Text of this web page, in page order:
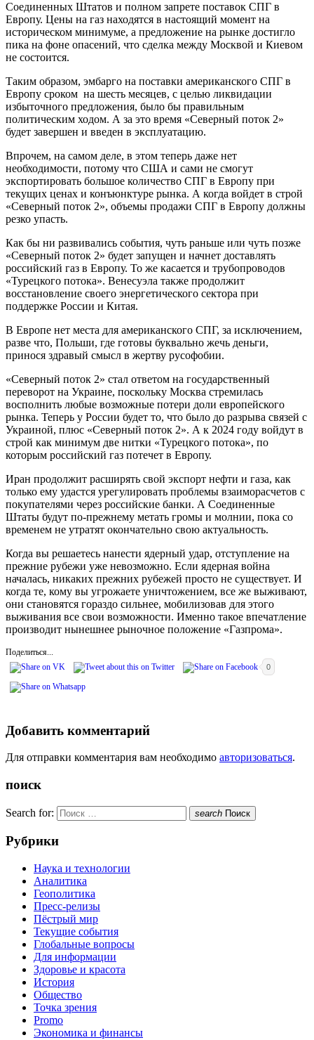
Соединенных Штатов и полном запрете поставок СПГ в
Европу. Цены на газ находятся в настоящий момент на
историческом минимуме, а предложение на рынке достигло
пика на фоне опасений, что сделка между Москвой и Киевом
не состоится.
Таким образом, эмбарго на поставки американского СПГ в
Европу сроком на шесть месяцев, с целью ликвидации
избыточного предложения, было бы правильным
политическим ходом. А за это время «Северный поток 2»
будет завершен и введен в эксплуатацию.
Впрочем, на самом деле, в этом теперь даже нет
необходимости, потому что США и сами не смогут
экспортировать большое количество СПГ в Европу при
текущих ценах и конъюнктуре рынка. А когда войдет в строй
«Северный поток 2», объемы продажи СПГ в Европу должны
резко упасть.
Как бы ни развивались события, чуть раньше или чуть позже
«Северный поток 2» будет запущен и начнет доставлять
российский газ в Европу. То же касается и трубопроводов
«Турецкого потока». Венесуэла также продолжит
восстановление своего энергетического сектора при
поддержке России и Китая.
В Европе нет места для американского СПГ, за исключением,
разве что, Польши, где готовы буквально жечь деньги,
принося здравый смысл в жертву русофобии.
«Северный поток 2» стал ответом на государственный
переворот на Украине, поскольку Москва стремилась
восполнить любые возможные потери доли европейского
рынка. Теперь у России будет то, что было до разрыва связей с
Украиной, плюс «Северный поток 2». А к 2024 году войдут в
строй как минимум две нитки «Турецкого потока», по
которым российский газ потечет в Европу.
Иран продолжит расширять свой экспорт нефти и газа, как
только ему удастся урегулировать проблемы взаиморасчетов с
покупателями через российские банки. А Соединенные
Штаты будут по-прежнему метать громы и молнии, пока со
временем не утратят окончательно свою актуальность.
Когда вы решаетесь нанести ядерный удар, отступление на
прежние рубежи уже невозможно. Если ядерная война
началась, никаких прежних рубежей просто не существует. И
когда те, кому вы угрожаете уничтожением, все же выживают,
они становятся гораздо сильнее, мобилизовав для этого
выживания все свои возможности. Именно такое впечатление
производит нынешнее рыночное положение «Газпрома».
Поделиться...
0
Добавить комментарий
Для отправки комментария вам необходимо авторизоваться.
поиск
Search for: search Поиск
Рубрики
Наука и технологии
Аналитика
Геополитика
Пресс-релизы
Пёстрый мир
Текущие события
Глобальные вопросы
Для информации
Здоровье и красота
История
Общество
Точка зрения
Promo
Экономика и финансы